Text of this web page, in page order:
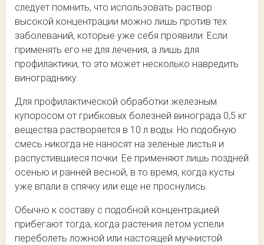
следует помнить, что использовать раствор
высокой концентрации можно лишь против тех
заболеваний, которые уже себя проявили. Если
применять его не для лечения, а лишь для
профилактики, то это может несколько навредить
винограднику.
Для профилактической обработки железным
купоросом от грибковых болезней винограда 0,5 кг
вещества растворяется в 10 л воды. Но подобную
смесь никогда не наносят на зеленые листья и
распустившиеся почки. Ее применяют лишь поздней
осенью и ранней весной, в то время, когда кусты
уже впали в спячку или еще не проснулись.
Обычно к составу с подобной концентрацией
прибегают тогда, когда растения летом успели
переболеть ложной или настоящей мучнистой